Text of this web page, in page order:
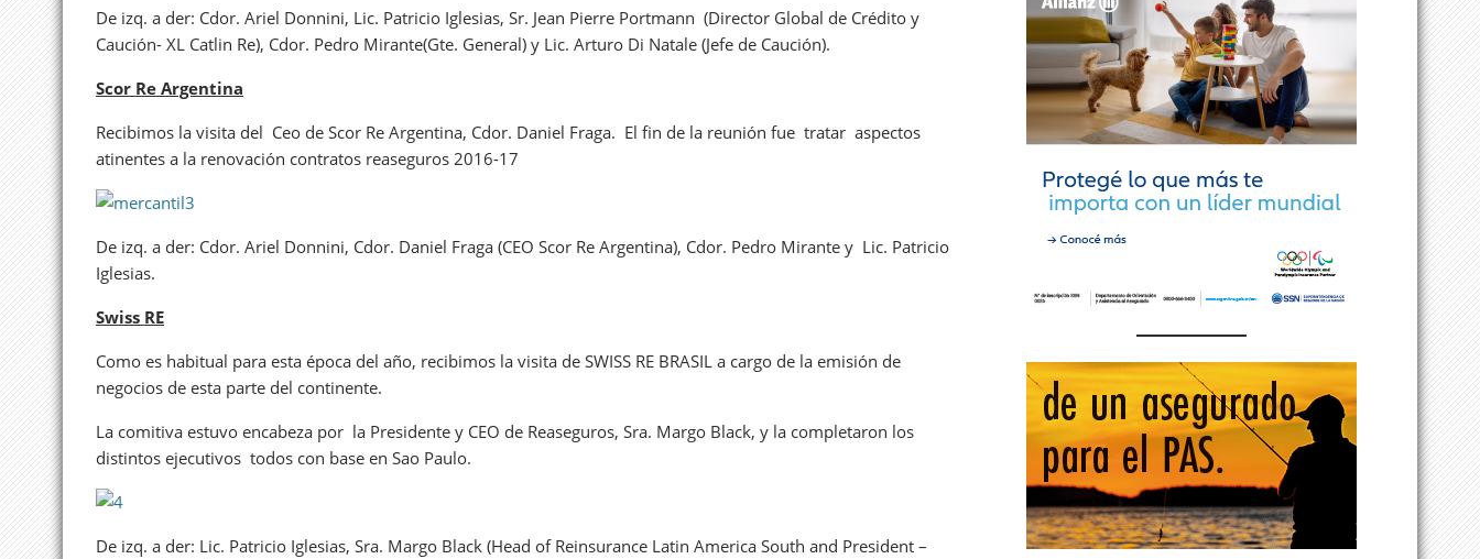
De izq. a der: Cdor. Ariel Donnini, Lic. Patricio Iglesias, Sr. Jean Pierre Portmann (Director Global de Crédito y
Caución- XL Catlin Re), Cdor. Pedro Mirante(Gte. General) y Lic. Arturo Di Natale (Jefe de Caución).
Scor Re Argentina
Recibimos la visita del Ceo de Scor Re Argentina, Cdor. Daniel Fraga. El fin de la reunión fue tratar aspectos
atinentes a la renovación contratos reaseguros 2016-17
De izq. a der: Cdor. Ariel Donnini, Cdor. Daniel Fraga (CEO Scor Re Argentina), Cdor. Pedro Mirante y Lic. Patricio
Iglesias.
Swiss RE
Como es habitual para esta época del año, recibimos la visita de SWISS RE BRASIL a cargo de la emisión de
negocios de esta parte del continente.
La comitiva estuvo encabeza por la Presidente y CEO de Reaseguros, Sra. Margo Black, y la completaron los
distintos ejecutivos todos con base en Sao Paulo.
De izq. a der: Lic. Patricio Iglesias, Sra. Margo Black (Head of Reinsurance Latin America South and President –